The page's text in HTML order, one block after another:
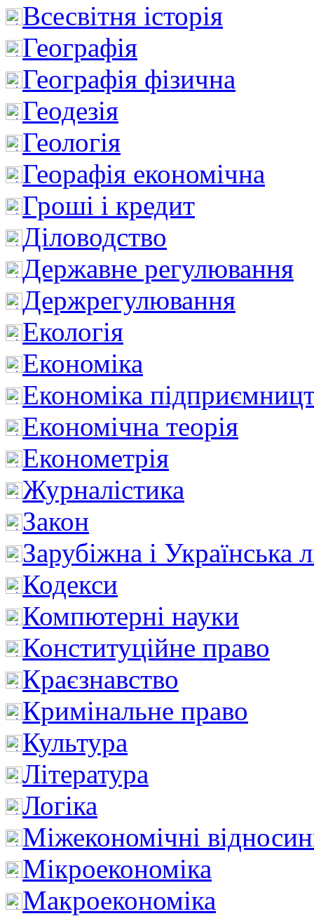
Всесвітня історія
Географія
Географія фізична
Геодезія
Геологія
Георафія економічна
Гроші і кредит
Діловодство
Державне регулювання
Держрегулювання
Екологія
Економіка
Економіка
Економічна теорія
Економетрія
Журналістика
Закон
Зарубіжна і Українська
Кодекси
Компютерні науки
Конституційне право
Краєзнавство
Кримінальне право
Культура
Література
Логіка
Міжекономічні
Мікроекономіка
Макроекономіка